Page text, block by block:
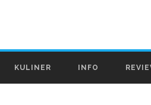
KULINER INFO